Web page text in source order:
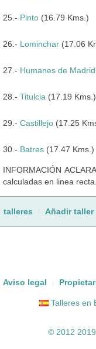
25.- Pinto (16.79 Kms.)
26.- Lominchar (17.06
27.- Humanes de Madrid
28.- Titulcia (17.19 Kms.)
29.- Castillejo (17.25
30.- Batres (17.47 Kms.)
INFORMACIÓN
calculadas en linea recta.
talleres Añadir taller
Aviso legal
Talleres en
© 2012